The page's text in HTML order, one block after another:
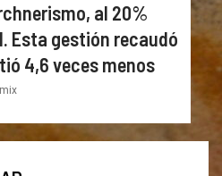
al 20%
Esta gestión recaudó
4,6 veces menos